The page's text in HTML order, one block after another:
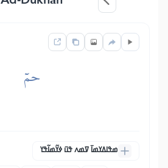
حمٓ
ߘߟߊߡߌߘߊ߫ ߜߘߍ ߟߎ߫ ߦߌ߬ߘߊ߬ߟߌ